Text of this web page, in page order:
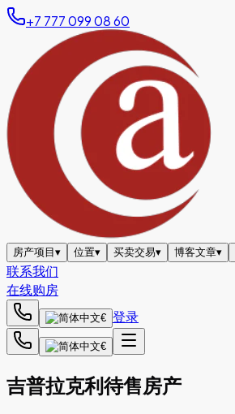
+7 777 099 08 60
房产项目 ▾ 位置▾ 买卖交易▾ 博客文章▾
联系我们
在线购房
€ 登录
€
吉普拉克利待售房产